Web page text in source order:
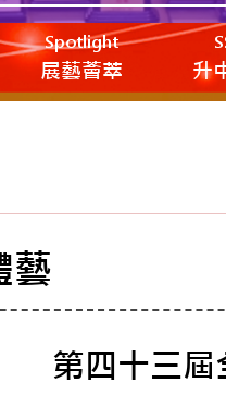
Spotlight
展藝薈萃 升
藝
第四十三